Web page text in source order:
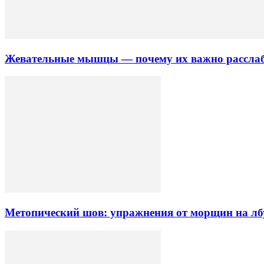
Жевательные мышцы — почему их важно
Метопический шов: упражнения от морщин на